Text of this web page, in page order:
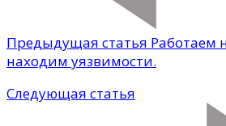
Предыдущая статья Работаем
находим уязвимости.
Следующая статья